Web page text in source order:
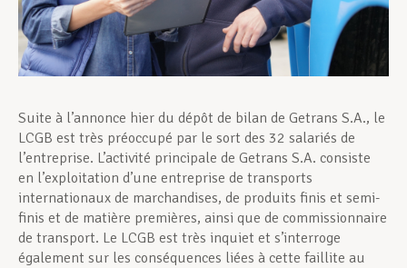
Actualités
Suite à l’annonce hier du dépôt de bilan de Getrans S.A., le
LCGB est très préoccupé par le sort des 32 salariés de
l’entreprise. L’activité principale de Getrans S.A. consiste
en l’exploitation d’une entreprise de transports
internationaux de marchandises, de produits finis et semi-
finis et de matière premières, ainsi que de commissionnaire
de transport. Le LCGB est très inquiet et s’interroge
également sur les conséquences liées à cette faillite au